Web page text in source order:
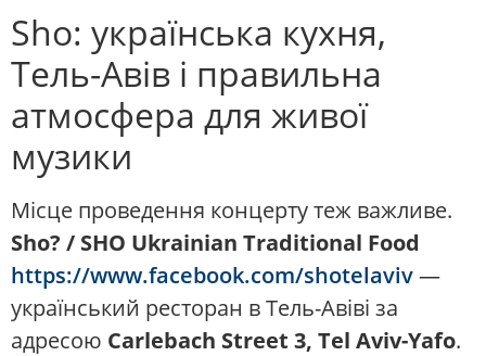
Sho: українська кухня,
Тель-Авів і правильна
атмосфера для живої
музики
Місце проведення концерту теж важливе.
Sho? / SHO Ukrainian Traditional Food
https://www.facebook.com/shotelaviv—
український ресторан в Тель-Авіві за
адресою Carlebach Street 3, Tel Aviv-Yafo.